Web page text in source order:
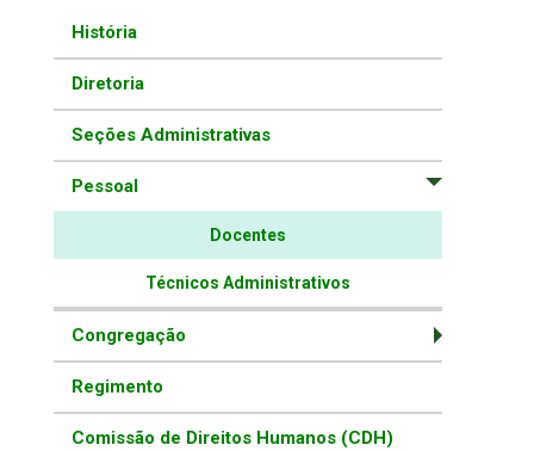
História
Diretoria
Seções Administrativas
Pessoal
Docentes
Técnicos Administrativos
Congregação
Regimento
Comissão de Direitos Humanos (CDH)